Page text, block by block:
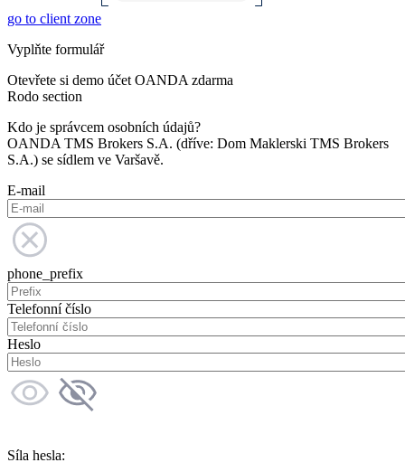
go to client zone
Vyplňte formulář
Otevřete si demo účet OANDA zdarma
Rodo section
Kdo je správcem osobních údajů?
OANDA TMS Brokers S.A. (dříve: Dom Maklerski TMS Brokers
S.A.) se sídlem ve Varšavě.
E-mail
phone_prefix
Telefonní číslo
Heslo
Síla hesla: